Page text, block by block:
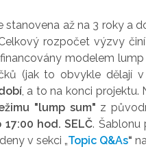
stanovena až na 3 roky a
rozpočet výzvy
modelem
(jak to obvykle dělají
, a to na konci projektu.
"lump sum" z
hod. SELČ. Šablonu
v sekci „Topic Q&As“